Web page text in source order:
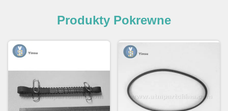
Produkty Pokrewne